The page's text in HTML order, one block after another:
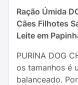
Ração Úmida
Cães Filhotes
Leite em
PURINA DOG
os tamanhos é
balanceado.